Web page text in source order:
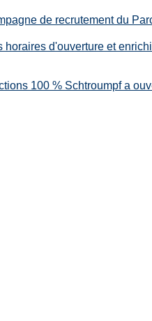
de recrutement du
horaires d'ouverture et
100 % Schtroumpf a